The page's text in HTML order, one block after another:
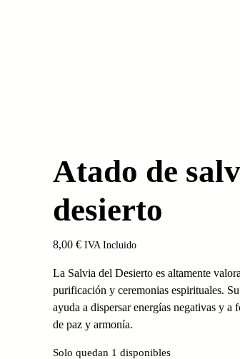
Atado de
desierto
8,00 € IVA Incluido
La Salvia del Desierto es altamente
purificación y ceremonias espirituales.
ayuda a dispersar energías negativas y a
de paz y armonía.
Solo quedan 1 disponibles